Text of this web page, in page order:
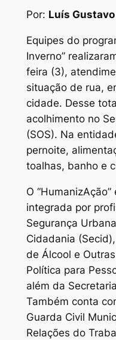
Por: Luís
Equipes do
Inverno”
feira (3),
situação de rua,
cidade. Desse
acolhimento no
(SOS). Na
pernoite,
toalhas, banho e
O
integrada por
Segurança
Cidadania
de Álcool e
Política para
além da
Também conta
Guarda Civil
Relações do